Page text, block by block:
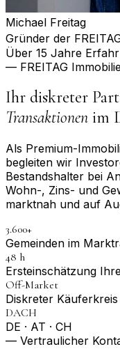
Michael Freitag
Gründer der
Über 15 Jahre
— FREITAG
Ihr diskreter
Transaktionen im
Als Premium-
begleiten wir
Bestandshalter bei
Wohn-, Zins- und
marktnah und auf
3.600+
Gemeinden im
48 h
Erst­einschätzung
Off-Market
Diskreter Käuferkreis
DACH
DE · AT · CH
— Vertraulicher